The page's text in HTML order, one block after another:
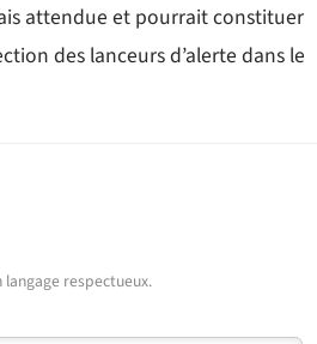
attendue et pourrait constituer
des lanceurs d’alerte dans le
respectueux.